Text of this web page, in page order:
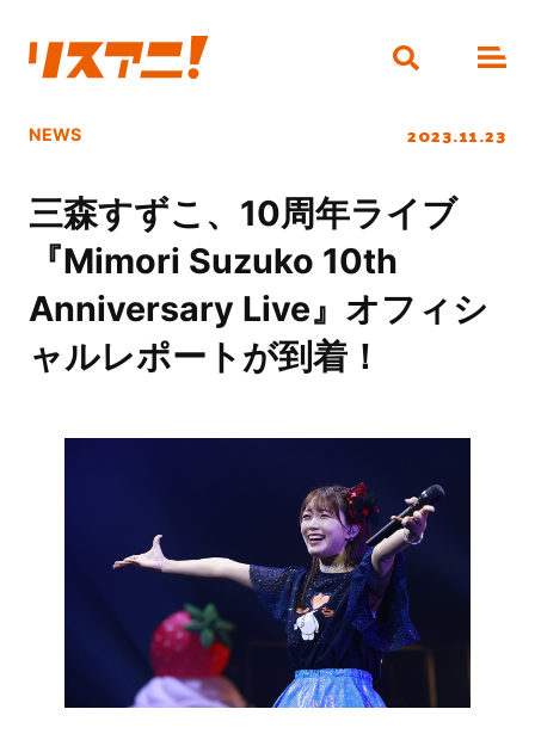
NEWS 2023.11.23
三森すずこ、10周年ライブ
『Mimori Suzuko 10th
Anniversary Live』オフィシ
ャルレポートが到着！